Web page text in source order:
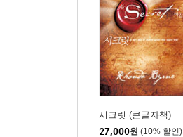
시크릿 (큰글자책)
27,000원 (10% 할인)